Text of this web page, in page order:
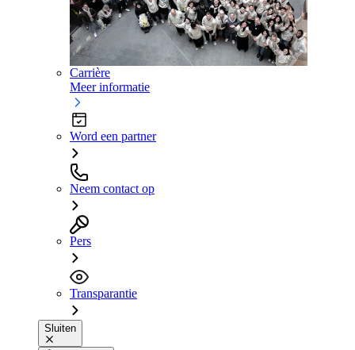
Carrière
Meer informatie
Word een partner
Neem contact op
Pers
Transparantie
Sluiten